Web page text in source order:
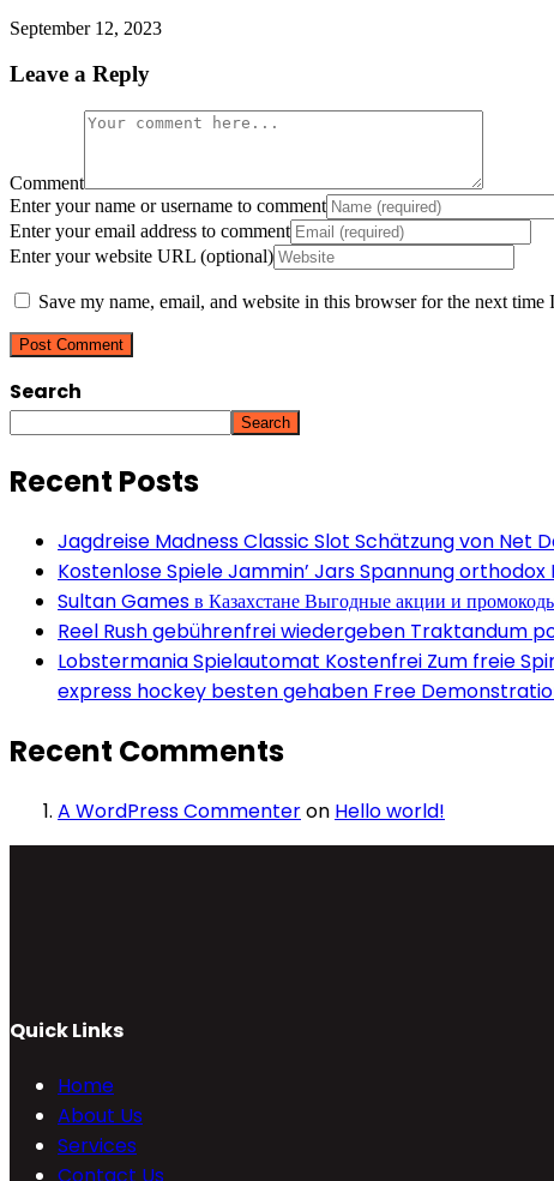
September 12, 2023
Leave a Reply
Comment
Enter your name or username to comment
Enter your email address to comment
Enter your website URL (optional)
Save my name, email, and website in this browser for the next time
Search
Search
Recent Posts
Jagdreise Madness Classic Slot Schätzung von Net
Kostenlose Spiele Jammin’ Jars Spannung
Sultan Games в Казахстане Выгодные акции и
Reel Rush gebührenfrei wiedergeben Traktandum
Lobstermania Spielautomat Kostenfrei Zum freie
express hockey besten gehaben Free
Recent Comments
A WordPress Commenteron Hello world!
Quick Links
Home
About Us
Services